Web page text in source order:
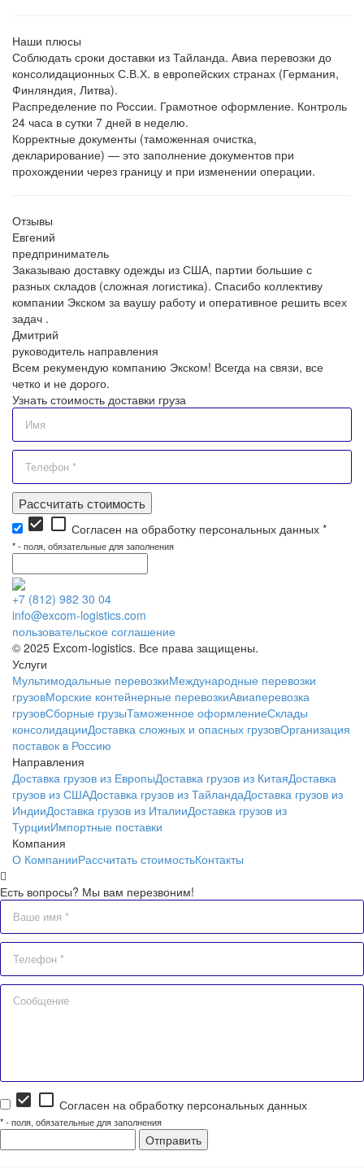
Наши плюсы
Соблюдать сроки доставки из Тайланда. Авиа перевозки до
консолидационных С.В.Х. в европейских странах (Германия,
Финляндия, Литва).
Распределение по России. Грамотное оформление. Контроль
24 часа в сутки 7 дней в неделю.
Корректные документы (таможенная очистка,
декларирование) — это заполнение документов при
прохождении через границу и при изменении операции.
Отзывы
Евгений
предприниматель
Заказываю доставку одежды из США, партии большие с
разных складов (сложная логистика). Спасибо коллективу
компании Экском за ваушу работу и оперативное решить всех
задач .
Дмитрий
руководитель направления
Всем рекумендую компанию Экском! Всегда на связи, все
четко и не дорого.
Узнать стоимость доставки груза
Рассчитать стоимость
check_box check_box_outline_blank Согласен на обработку персональных данных *
*- поля, обязательные для заполнения
+7 (812) 982 30 04
info@excom-logistics.com
пользовательское соглашение
© 2025 Excom-logistics. Все права защищены.
Услуги
Мультимодальные перевозкиМеждународные перевозки
грузовМорские контейнерные перевозкиАвиаперевозка
грузовСборные грузыТаможенное оформлениеСклады
консолидацииДоставка сложных и опасных грузовОрганизация
поставок в Россию
Направления
Доставка грузов из ЕвропыДоставка грузов из КитаяДоставка
грузов из СШАДоставка грузов из ТайландаДоставка грузов из
ИндииДоставка грузов из ИталииДоставка грузов из
ТурцииИмпортные поставки
Компания
О КомпанииРассчитать стоимостьКонтакты
Есть вопросы? Мы вам перезвоним!
check_box check_box_outline_blank Согласен на обработку персональных данных
*- поля, обязательные для заполнения